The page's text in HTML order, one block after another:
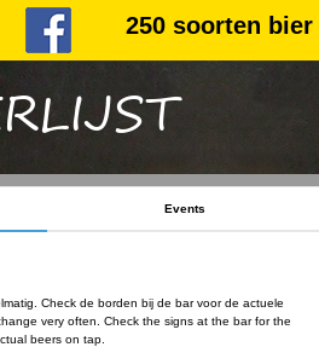
250 soorten bier
Events
Check de borden bij de bar voor de actuele
very often. Check the signs at the bar for the
beers on tap.